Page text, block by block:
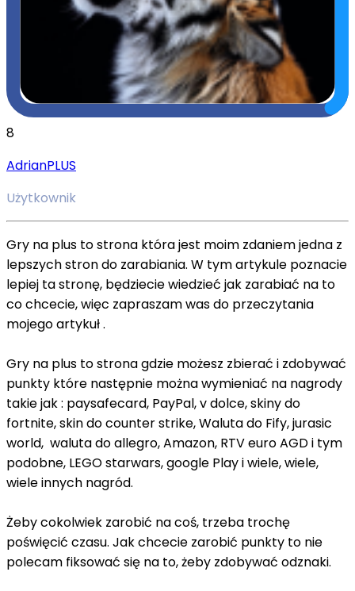
8
AdrianPLUS
Użytkownik
Gry na plus to strona która jest moim zdaniem jedna z
lepszych stron do zarabiania. W tym artykule poznacie
lepiej ta stronę, będziecie wiedzieć jak zarabiać na to
co chcecie, więc zapraszam was do przeczytania
mojego artykuł .
Gry na plus to strona gdzie możesz zbierać i zdobywać
punkty które następnie można wymieniać na nagrody
takie jak : paysafecard, PayPal, v dolce, skiny do
fortnite, skin do counter strike, Waluta do Fify, jurasic
world, waluta do allegro, Amazon, RTV euro AGD i tym
podobne, LEGO starwars, google Play i wiele, wiele,
wiele innych nagród.
Żeby cokolwiek zarobić na coś, trzeba trochę
poświęcić czasu. Jak chcecie zarobić punkty to nie
polecam fiksować się na to, żeby zdobywać odznaki.